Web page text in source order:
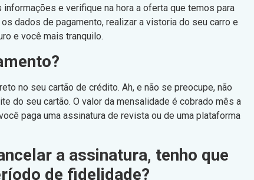
informações e verifique na hora a oferta que temos para
dados de pagamento, realizar a vistoria do seu carro e
e você mais tranquilo.
no seu cartão de crédito. Ah, e não se preocupe, não
do seu cartão. O valor da mensalidade é cobrado mês a
paga uma assinatura de revista ou de uma plataforma
a assinatura, tenho que
de fidelidade?